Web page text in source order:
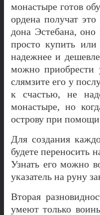
монастыре готов
ордена получат
дона Эстебана,
просто купить
надежнее и
можно
слямзите его у
к счастью, не
монастыре, но
острову при
Для создания
будете переносить
Узнать его можно
указатель на руну
Вторая
умеют только